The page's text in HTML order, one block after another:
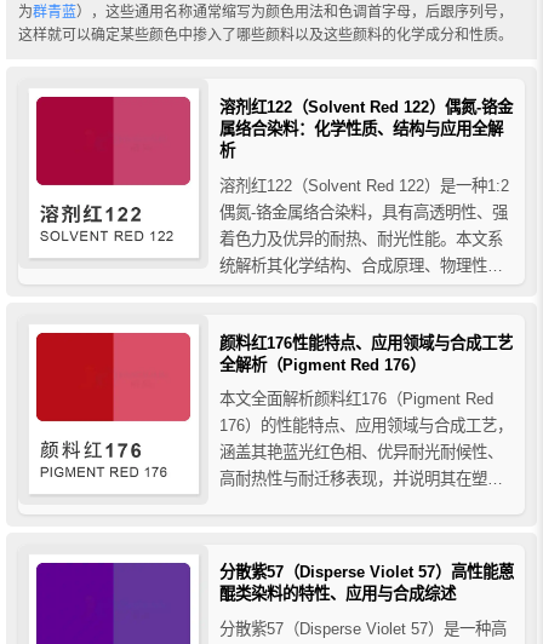
为群青蓝），这些通用名称通常缩写为颜色用法和色调首字母，后跟序列号，
这样就可以确定某些颜色中掺入了哪些颜料以及这些颜料的化学成分和性质。
溶剂红122（Solvent Red 122）偶氮-铬金
属络合染料：化学性质、结构与应用全解
析
溶剂红122（Solvent Red 122）是一种1:2
偶氮-铬金属络合染料，具有高透明性、强
着色力及优异的耐热、耐光性能。本文系
统解析其化学结构、合成原理、物理性质
塑料透明涂层等领域的应用，并对比其与
颜料红122的本质区别，同时说明金属络合
染料...
颜料红176性能特点、应用领域与合成工艺
全解析（Pigment Red 176）
本文全面解析颜料红176（Pigment Red
176）的性能特点、应用领域与合成工艺，
涵盖其艳蓝光红色相、优异耐光耐候性、
高耐热性与耐迁移表现，并说明其在塑
南。
分散紫57（Disperse Violet 57）高性能蒽
醌类染料的特性、应用与合成综述
分散紫57（Disperse Violet 57）是一种高